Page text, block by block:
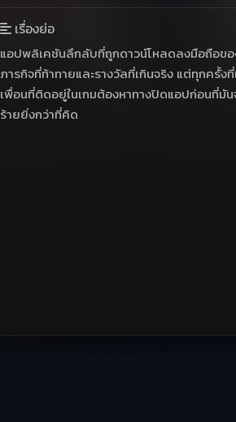
เรื่องย่อ
แอปพลิเคชันลึกลับที่ถูกดาวน์โหลดลงมือถือขอ
ภารกิจที่ท้าทายและรางวัลที่เกินจริง แต่ทุกครั้
เพื่อนที่ติดอยู่ในเกมต้องหาทางปิดแอปก่อนที่มั
ร้ายยิ่งกว่าที่คิด